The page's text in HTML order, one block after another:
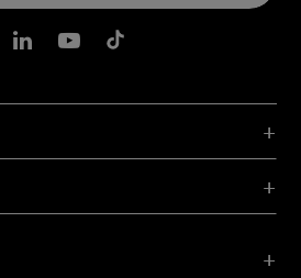
Facebook
Instagram
Belkin LInkedIn
Belkin Youtube
Belkin